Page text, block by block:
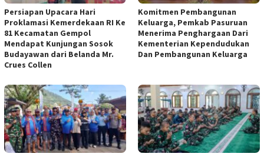
Persiapan Upacara Hari
Proklamasi Kemerdekaan RI Ke
81 Kecamatan Gempol
Mendapat Kunjungan Sosok
Budayawan dari Belanda Mr.
Crues Collen
Komitmen Pembangunan
Keluarga, Pemkab Pasuruan
Menerima Penghargaan Dari
Kementerian Kependudukan
Dan Pembangunan Keluarga